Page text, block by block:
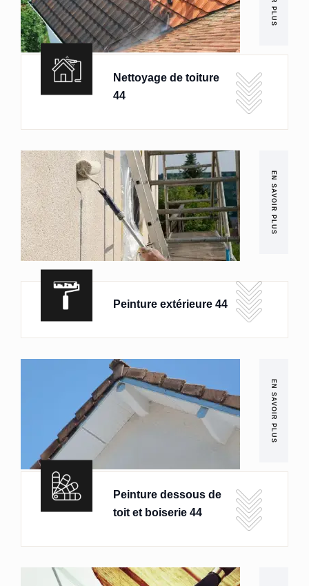
Nettoyage de toiture
44
EN SAVOIR PLUS
Peinture extérieure 44
EN SAVOIR PLUS
Peinture dessous de
toit et boiserie 44